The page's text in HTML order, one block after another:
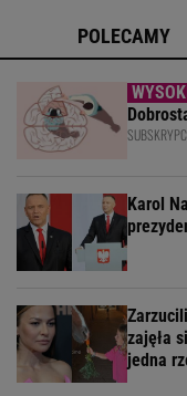
POLECAMY
Karol
zajęła
jedna